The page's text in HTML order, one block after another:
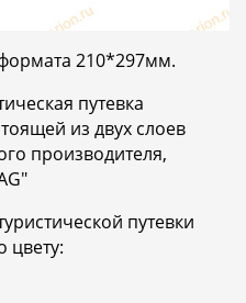
210*297мм.
путевка
из двух слоев
производителя,
путевки
цвету: